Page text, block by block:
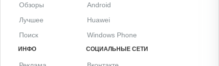
Обзоры
Лучшее
Поиск
Android
Huawei
Windows Phone
ИНФО СОЦИАЛЬНЫЕ СЕТИ